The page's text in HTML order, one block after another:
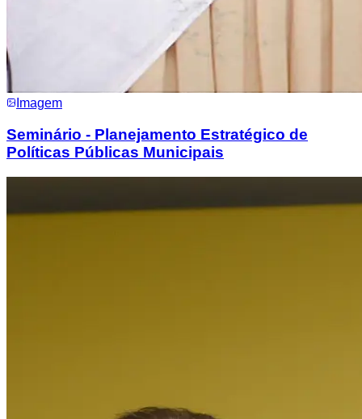
Imagem
Seminário - Planejamento Estratégico de
Políticas Públicas Municipais